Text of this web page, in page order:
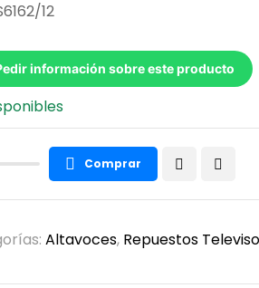
12
información sobre este producto
Comprar
Altavoces, Repuestos